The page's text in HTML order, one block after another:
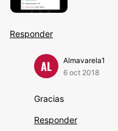
Responder
AL
Almavarela1
6 oct 2018
Gracias
Responder